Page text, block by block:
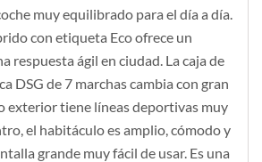
muy equilibrado para el día a día.
con etiqueta Eco ofrece un
respuesta ágil en ciudad. La caja de
DSG de 7 marchas cambia con gran
exterior tiene líneas deportivas muy
el habitáculo es amplio, cómodo y
grande muy fácil de usar. Es una